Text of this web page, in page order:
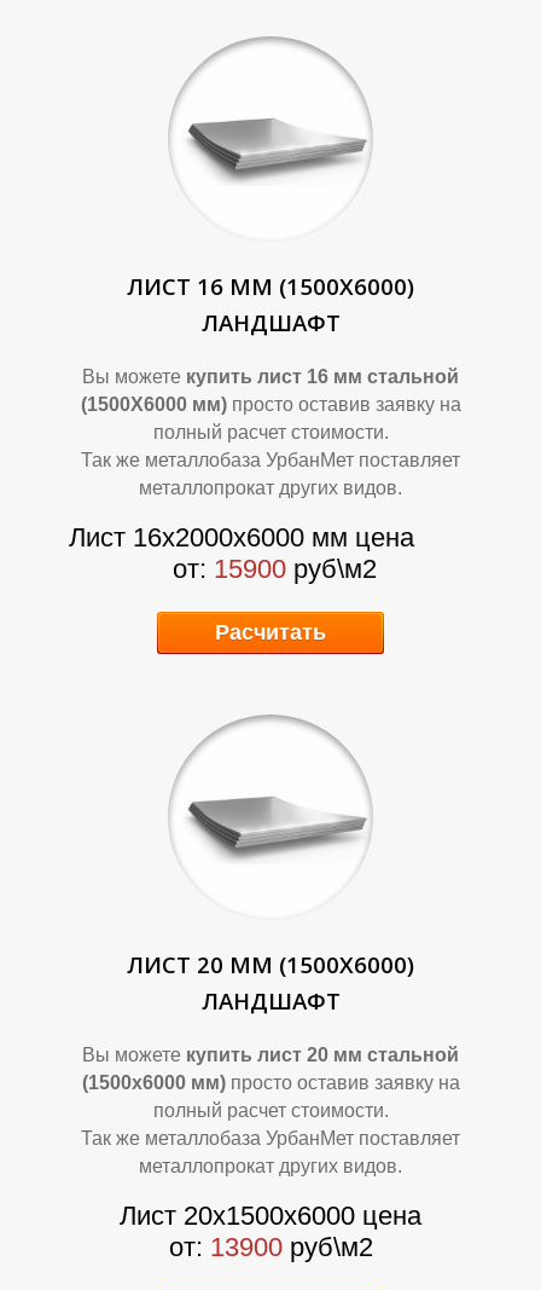
Ф
Т
ЛИСТ 16 ММ (1500Х6000)
ЛАНДШАФТ
Вы можете купить лист 16 мм стальной
(1500Х6000 мм) просто оставив заявку на
полный расчет стоимости.
Так же металлобаза УрбанМет поставляет
металлопрокат других видов.
Лист 16х2000х6000 мм цена
от: 15900руб\м2
Расчитать
ЛИСТ 20 ММ (1500Х6000)
ЛАНДШАФТ
Вы можете купить лист 20 мм стальной
(1500х6000 мм) просто оставив заявку на
полный расчет стоимости.
Так же металлобаза УрбанМет поставляет
металлопрокат других видов.
Лист 20х1500х6000 цена
от: 13900 руб\м2
Ф
Т